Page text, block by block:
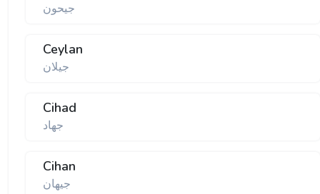
جیحون
Ceylan
جیلان
Cihad
جهاد
Cihan
جیهان